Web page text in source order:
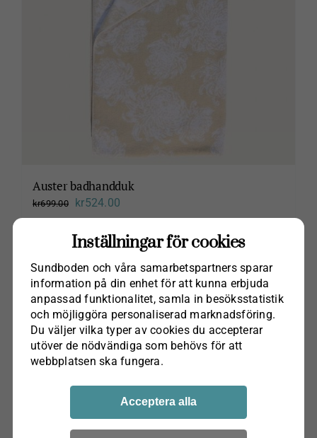
Auster badhandduk
kr699.00
Det
ursprungliga
priset
kr699.00.
kr524.00
nuvarande
priset
är:
kr524.00.
Lägg till i varukorg
Inställningar för cookies
Sundboden och våra samarbets­partners sparar
information på din enhet för att kunna erbjuda
anpassad funktionalitet, samla in besöks­statistik
och möjliggöra personaliserad marknads­föring.
Du väljer vilka typer av cookies du accepterar
utöver de nödvändiga som behövs för att
webbplatsen ska fungera.
Acceptera alla